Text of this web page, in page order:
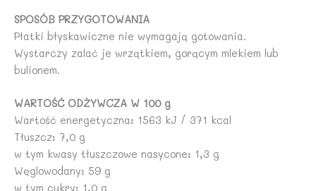
SPOSÓB PRZYGOTOWANIA
Płatki błyskawiczne nie wymagają gotowania.
Wystarczy zalać je wrzątkiem, gorącym mlekiem lub
bulionem.
WARTOŚĆ ODŻYWCZA W 100 g
Wartość energetyczna: 1563 kJ / 371 kcal
Tłuszcz: 7,0 g
w tym kwasy tłuszczowe nasycone: 1,3 g
Węglowodany: 59 g
w tym cukry: 1,0 g